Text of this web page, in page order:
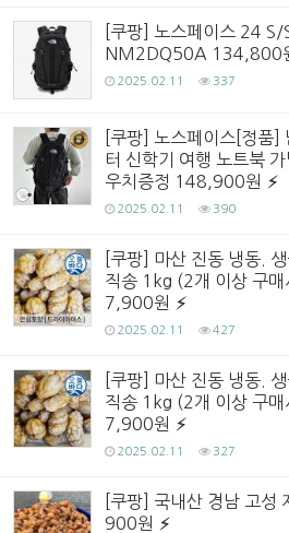
[쿠팡] 노스페이스 24 S/
NM2DQ50A 134,800
2025.02.11 337
[쿠팡] 노스페이스[정품]
터 신학기 여행 노트북
우치증정 148,900원
2025.02.11 390
[쿠팡] 마산 진동 냉동.
직송 1kg (2개 이상 구
7,900원
2025.02.11 427
[쿠팡] 마산 진동 냉동.
직송 1kg (2개 이상 구
7,900원
2025.02.11 327
[쿠팡] 국내산 경남 고성
900원